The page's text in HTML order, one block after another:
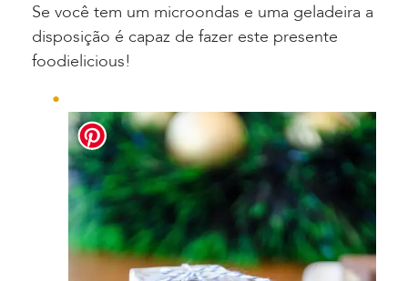
Se você tem um microondas e uma geladeira a
disposição é capaz de fazer este presente
foodielicious!